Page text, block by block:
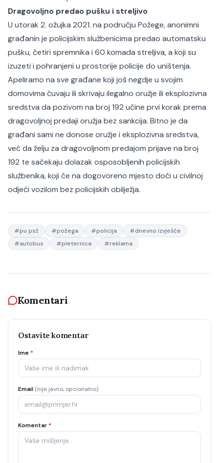
Dragovoljno predao pušku i streljivo
U utorak 2. ožujka 2021. na području Požege, anonimni
građanin je policijskim službenicima predao automatsku
pušku, četiri spremnika i 60 komada streljiva, a koji su
izuzeti i pohranjeni u prostorije policije do uništenja.
Apeliramo na sve građane koji još negdje u svojim
domovima čuvaju ili skrivaju ilegalno oružje ili eksplozivna
sredstva da pozivom na broj 192 učine prvi korak prema
dragovoljnoj predaji oružja bez sankcija. Bitno je da
građani sami ne donose oružje i eksplozivna sredstva,
već da želju za dragovoljnom predajom prijave na broj
192 te sačekaju dolazak osposobljenih policijskih
službenika, koji će na dogovoreno mjesto doći u civilnoj
odjeći vozilom bez policijskih obilježja.
#pu psž #požega #policija #dnevno izvješće
#autobus #pleternica #reklama
Komentari
Ostavite komentar
Ime *
Email (nije javno, opcionalno)
Komentar *